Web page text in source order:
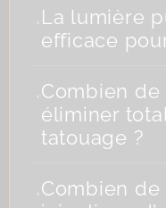
.La lumière
efficace
.Combien
éliminer
tatouage ?
.Combien